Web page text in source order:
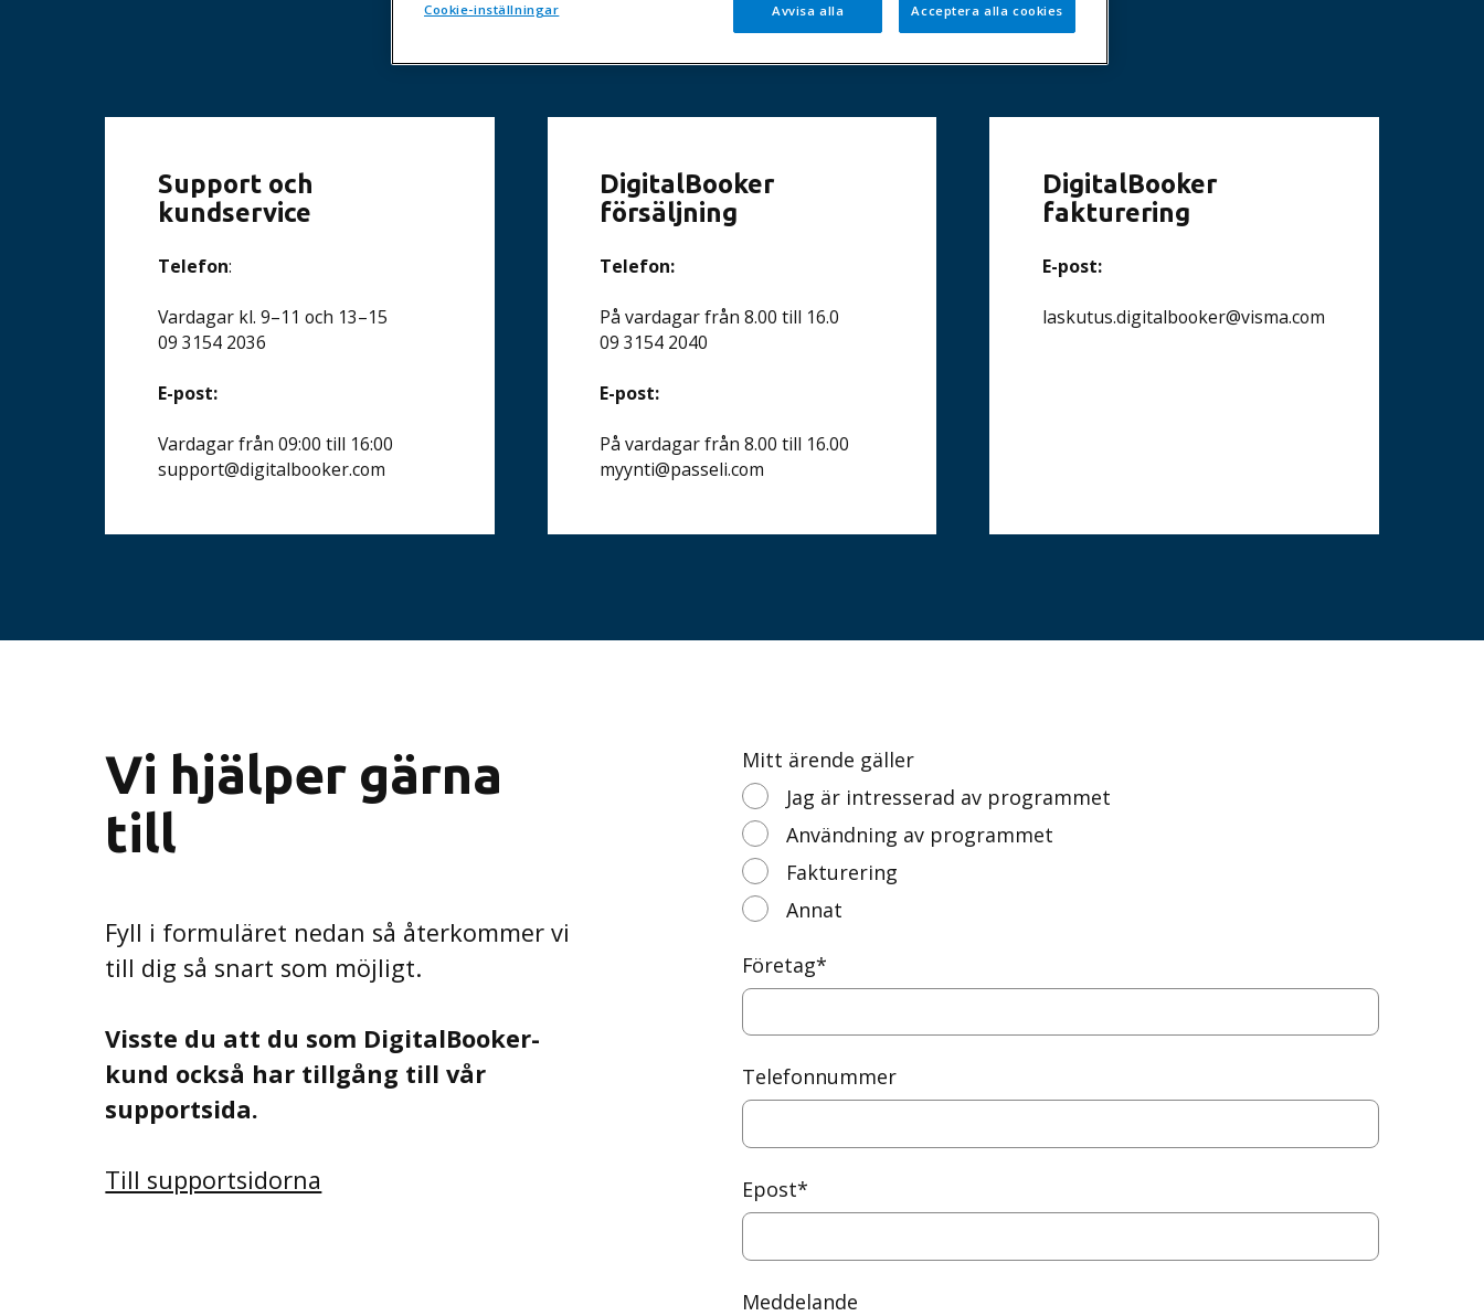
Support och
kundservice
Telefon:
Vardagar kl. 9–11 och 13–15
09 3154 2036
E-post:
Vardagar från 09:00 till 16:00
support@digitalbooker.com
DigitalBooker
försäljning
Telefon:
På vardagar från 8.00 till 16.0
09 3154 2040
E-post:
På vardagar från 8.00 till 16.00
myynti@passeli.com
DigitalBooker
fakturering
E-post:
laskutus.digitalbooker@visma.com
Vi hjälper gärna
till
Fyll i formuläret nedan så återkommer vi
till dig så snart som möjligt.
Visste du att du som DigitalBooker-
kund också har tillgång till vår
supportsida.
Till supportsidorna
Mitt ärende gäller
Jag är intresserad av programmet
Användning av programmet
Fakturering
Annat
Företag*
Telefonnummer
Epost*
Meddelande
Cookie-inställningar Avvisa alla Acceptera alla cookies